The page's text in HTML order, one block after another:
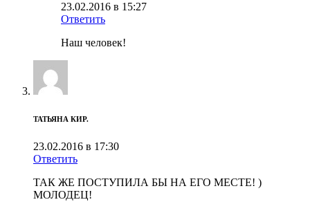
23.02.2016 в 15:27
Ответить
Наш человек!
ТАТЬЯНА КИР.
23.02.2016 в 17:30
Ответить
ТАК ЖЕ ПОСТУПИЛА БЫ НА ЕГО МЕСТЕ! )
МОЛОДЕЦ!